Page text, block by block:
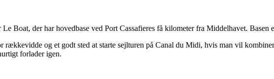
Boat, der har hovedbase ved Port Cassafieres få kilometer fra Middelhavet.
og et godt sted at starte sejlturen på Canal du Midi, hvis man vil
forlader igen.